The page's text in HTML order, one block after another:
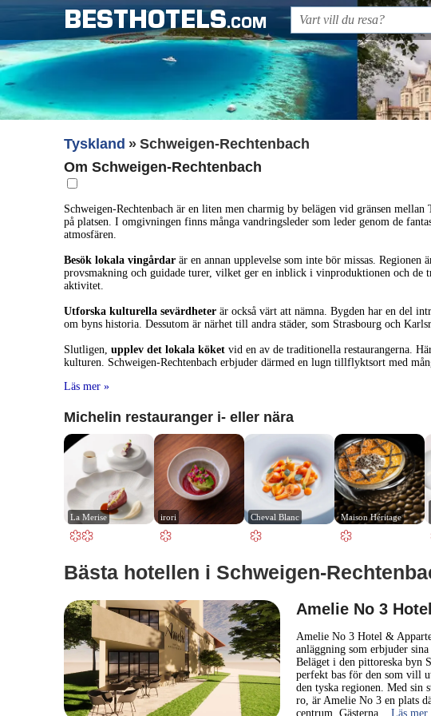
BESTHOTELS.COM
Tyskland
Schweigen-Rechtenbach
Om Schweigen-Rechtenbach
Schweigen-Rechtenbach är en liten men charmig by belägen vid gränsen
på platsen. I omgivningen finns många vandringsleder som leder genom de
atmosfären.
Besök lokala vingårdar är en annan upplevelse som inte bör missas.
provsmakning och guidade turer, vilket ger en inblick i vinproduktionen och
aktivitet.
Utforska kulturella sevärdheter är också värt att nämna. Bygden har en del
om byns historia. Dessutom är närhet till andra städer, som Strasbourg och
Slutligen,upplev det lokala köket vid en av de traditionella restaurangerna.
kulturen. Schweigen-Rechtenbach erbjuder därmed en lugn tillflyktsort med
Läs mer »
Michelin restauranger i- eller nära
La Merise irori Cheval Blanc Maison Héritage
Bästa hotellen i Schweigen-
Amelie No 3
Amelie No 3 Hotel &
anläggning som erbjuder
Beläget i den pittoreska byn
perfekt bas för den som vill
den tyska regionen. Med sin
ro, är Amelie No 3 en plats
centrum. Gästerna... Läs mer